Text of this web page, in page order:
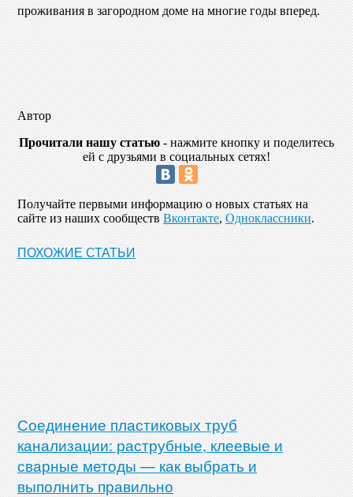
проживания в загородном доме на многие годы вперед.
Автор
Прочитали нашу статью - нажмите кнопку и поделитесь
ей с друзьями в социальных сетях!
Получайте первыми информацию о новых статьях на
сайте из наших сообществ Вконтакте, Одноклассники.
ПОХОЖИЕ СТАТЬИ
Соединение пластиковых труб
канализации: раструбные, клеевые и
сварные методы — как выбрать и
выполнить правильно